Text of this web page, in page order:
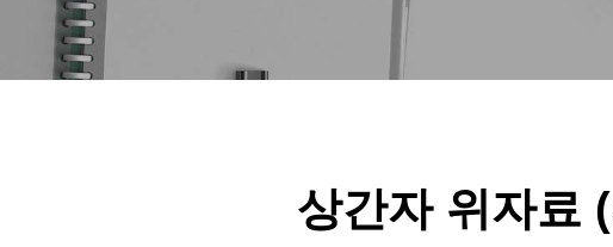
상간자 위자료